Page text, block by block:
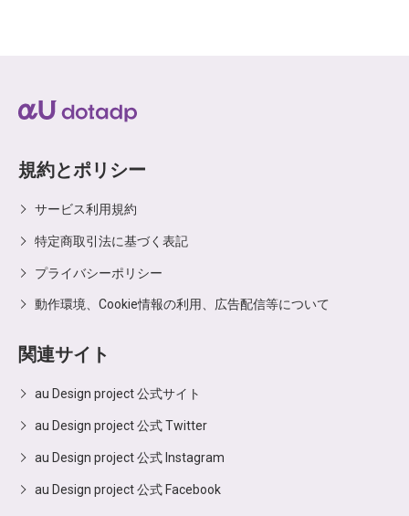
規約とポリシー
サービス利用規約
特定商取引法に基づく表記
プライバシーポリシー
動作環境、Cookie情報の利用、広告配信等について
関連サイト
au Design project 公式サイト
au Design project 公式 Twitter
au Design project 公式 Instagram
au Design project 公式 Facebook